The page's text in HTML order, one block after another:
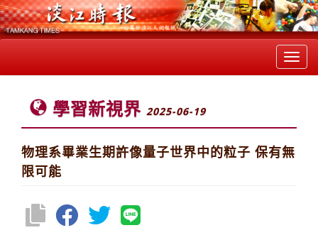
學習新視界 2025-06-19
物理系畢業生期許像量子世界中的粒子 保有無
限可能